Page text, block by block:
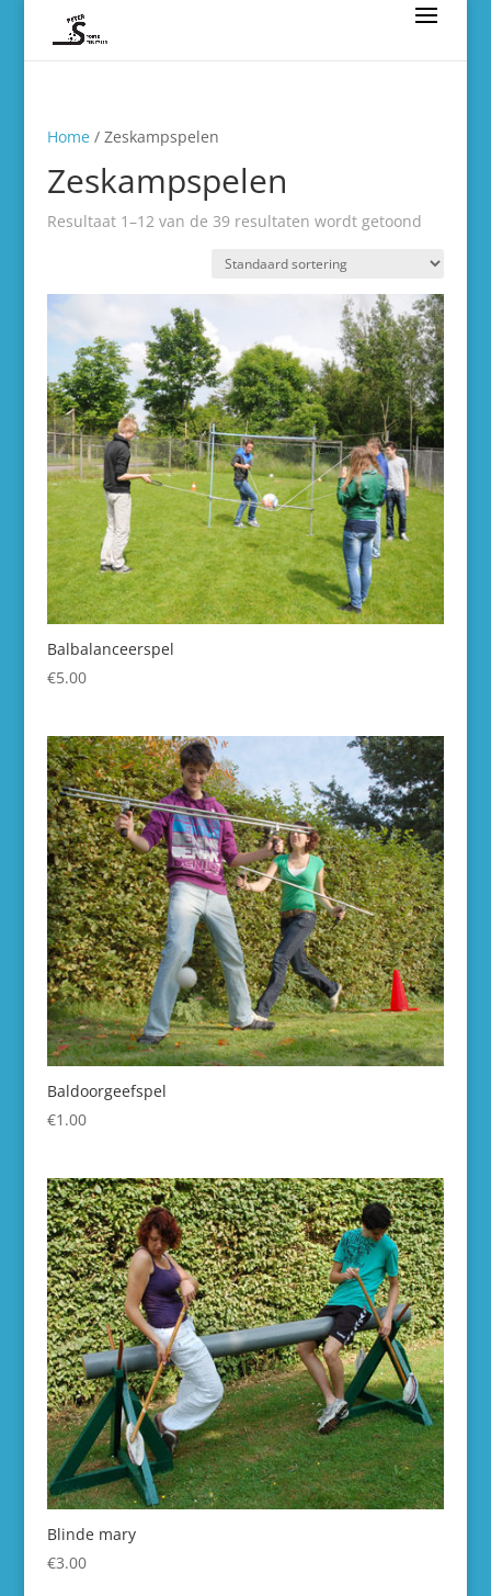
Home/ Zeskampspelen
Zeskampspelen
Resultaat 1–12 van de 39 resultaten wordt getoond
Balbalanceerspel
€5.00
Baldoorgeefspel
€1.00
Blinde mary
€3.00